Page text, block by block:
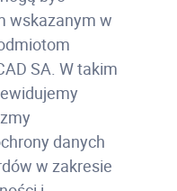
wskazanym w
SA. W takim
danych
w zakresie